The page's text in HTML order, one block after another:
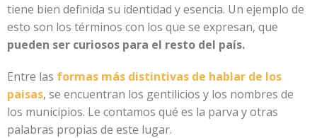
tiene bien definida su identidad y esencia. Un ejemplo de
esto son los términos con los que se expresan, que
pueden ser curiosos para el resto del país.
Entre las formas más distintivas de hablar de los
paisas, se encuentran los gentilicios y los nombres de
los municipios. Le contamos qué es la parva y otras
palabras propias de este lugar.